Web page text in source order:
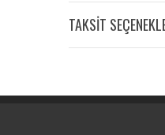
TAKSİT